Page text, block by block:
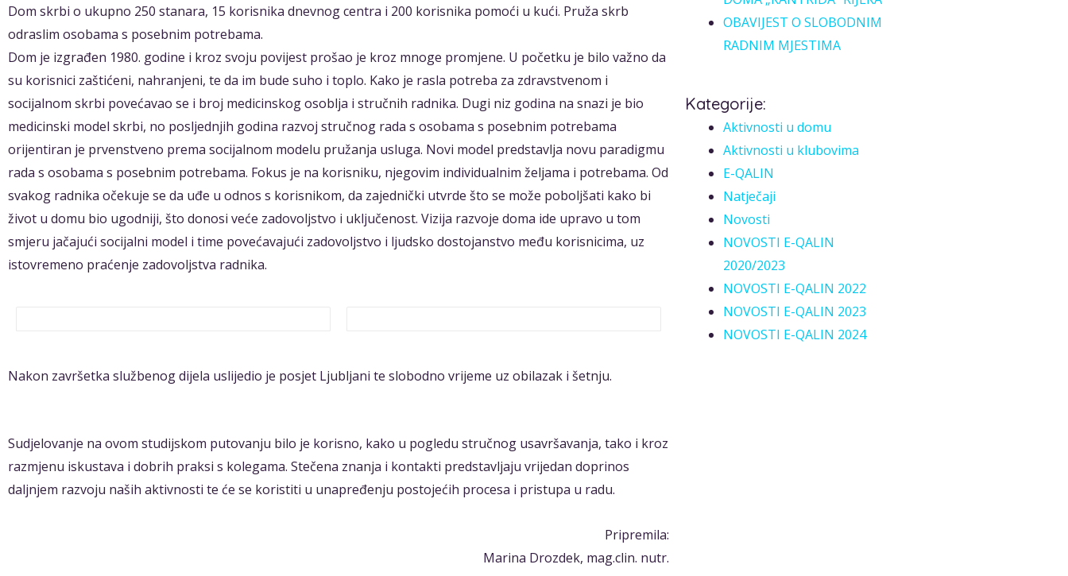
Dom skrbi o ukupno 250 stanara, 15 korisnika dnevnog centra i 200 korisnika pomoći u kući. Pruža skrb
odraslim osobama s posebnim potrebama.
Dom je izgrađen 1980. godine i kroz svoju povijest prošao je kroz mnoge promjene. U početku je bilo važno da
su korisnici zaštićeni, nahranjeni, te da im bude suho i toplo. Kako je rasla potreba za zdravstvenom i
socijalnom skrbi povećavao se i broj medicinskog osoblja i stručnih radnika. Dugi niz godina na snazi je bio
medicinski model skrbi, no posljednjih godina razvoj stručnog rada s osobama s posebnim potrebama
orijentiran je prvenstveno prema socijalnom modelu pružanja usluga. Novi model predstavlja novu paradigmu
rada s osobama s posebnim potrebama. Fokus je na korisniku, njegovim individualnim željama i potrebama. Od
svakog radnika očekuje se da uđe u odnos s korisnikom, da zajednički utvrde što se može poboljšati kako bi
život u domu bio ugodniji, što donosi veće zadovoljstvo i uključenost. Vizija razvoje doma ide upravo u tom
smjeru jačajući socijalni model i time povećavajući zadovoljstvo i ljudsko dostojanstvo među korisnicima, uz
istovremeno praćenje zadovoljstva radnika.
Nakon završetka službenog dijela uslijedio je posjet Ljubljani te slobodno vrijeme uz obilazak i šetnju.
Sudjelovanje na ovom studijskom putovanju bilo je korisno, kako u pogledu stručnog usavršavanja, tako i kroz
razmjenu iskustava i dobrih praksi s kolegama. Stečena znanja i kontakti predstavljaju vrijedan doprinos
daljnjem razvoju naših aktivnosti te će se koristiti u unapređenju postojećih procesa i pristupa u radu.
Pripremila:
Marina Drozdek, mag.clin. nutr.
OBAVIJEST O SLOBODNIM
RADNIM MJESTIMA
Kategorije:
Aktivnosti u domu
Aktivnosti u klubovima
E-QALIN
Natječaji
Novosti
NOVOSTI E-QALIN
2020/2023
NOVOSTI E-QALIN 2022
NOVOSTI E-QALIN 2023
NOVOSTI E-QALIN 2024